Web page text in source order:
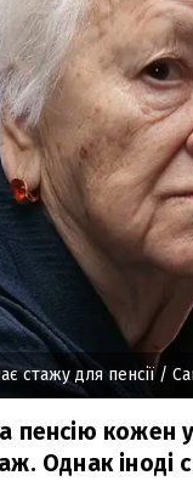
стажу для пенсії/
пенсію кожен
Однак іноді